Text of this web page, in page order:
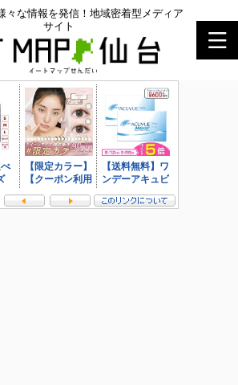
々な情報を発信！地域密着型メディア
サイト